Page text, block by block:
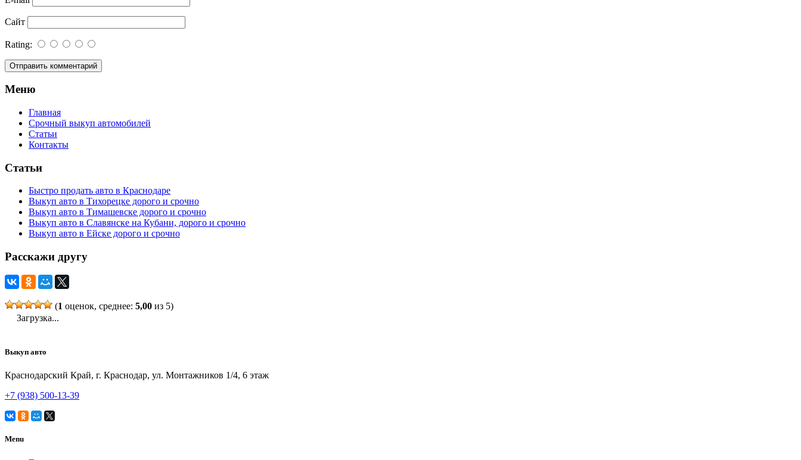
Сайт
Rating:
Меню
Главная
Срочный выкуп автомобилей
Статьи
Контакты
Статьи
Быстро продать авто в Краснодаре
Выкуп авто в Тихорецке дорого и срочно
Выкуп авто в Тимашевске дорого и срочно
Выкуп авто в Славянске на Кубани, дорого и срочно
Выкуп авто в Ейске дорого и срочно
Расскажи другу
(1 оценок, среднее: 5,00 из 5)
Загрузка...
Выкуп авто
Краснодарский Край, г. Краснодар, ул. Монтажников 1/4, 6 этаж
+7 (938) 500-13-39
Menu